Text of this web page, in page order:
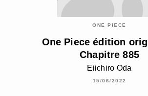
ONE PIECE
One Piece édition
Chapitre 885
Eiichiro Oda
15/06/2022